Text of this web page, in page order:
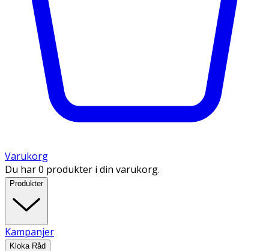
Varukorg
Du har 0 produkter i din varukorg.
Produkter
Kampanjer
Kloka Råd